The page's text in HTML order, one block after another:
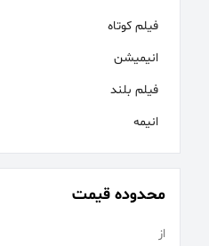
فیلم کوتاه
انیمیشن
فیلم بلند
انیمه
محدوده قیمت
از